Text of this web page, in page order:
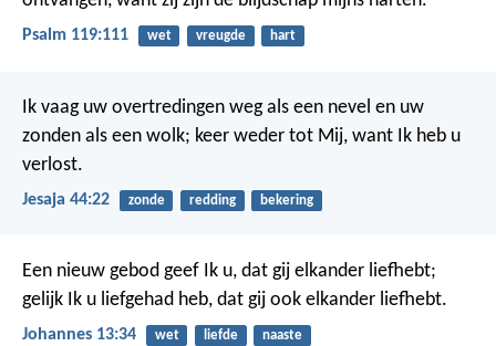
Psalm 119:111 wet vreugde hart
Ik vaag uw overtredingen weg als een nevel en uw
zonden als een wolk; keer weder tot Mij, want Ik heb u
verlost.
Jesaja 44:22 zonde redding bekering
Een nieuw gebod geef Ik u, dat gij elkander liefhebt;
gelijk Ik u liefgehad heb, dat gij ook elkander liefhebt.
Johannes 13:34 wet liefde naaste